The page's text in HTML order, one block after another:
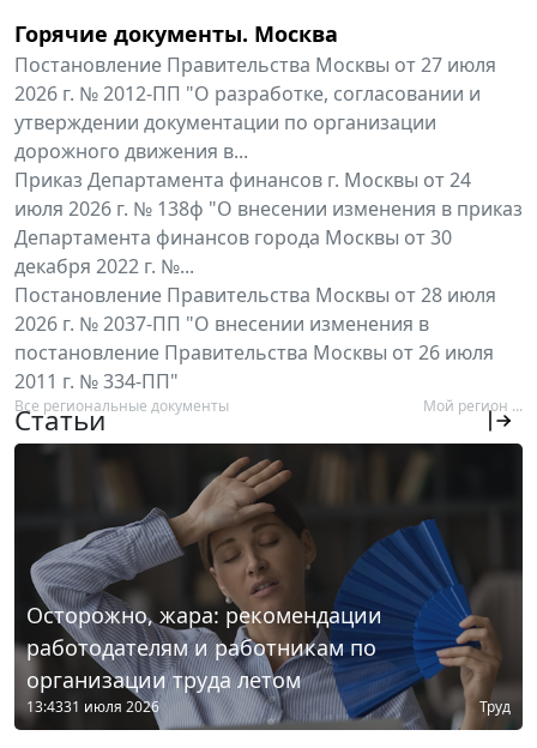
Горячие документы. Москва
Постановление Правительства Москвы от 27 июля
2026 г. № 2012-ПП "О разработке, согласовании и
утверждении документации по организации
дорожного движения в...
Приказ Департамента финансов г. Москвы от 24
июля 2026 г. № 138ф "О внесении изменения в приказ
Департамента финансов города Москвы от 30
декабря 2022 г. №...
Постановление Правительства Москвы от 28 июля
2026 г. № 2037-ПП "О внесении изменения в
постановление Правительства Москвы от 26 июля
2011 г. № 334-ПП"
Все региональные документы Мой регион ...
Статьи
Осторожно, жара: рекомендации
работодателям и работникам по
организации труда летом
13:4331 июля 2026 Труд